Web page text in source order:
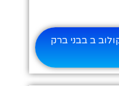
ב בבני ברק